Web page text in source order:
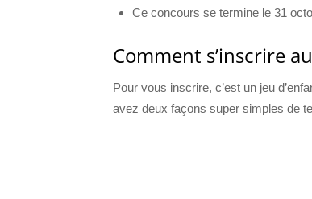
Ce concours se termine le 31
Comment s’inscrire
Pour vous inscrire, c’est un jeu
avez deux façons super simples de